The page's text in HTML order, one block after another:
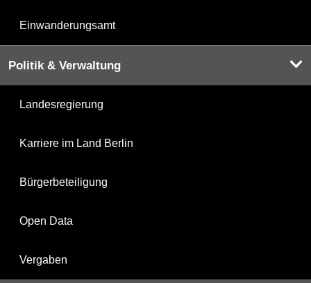
Einwanderungsamt
Politik & Verwaltung
Landesregierung
Karriere im Land Berlin
Bürgerbeteiligung
Open Data
Vergaben